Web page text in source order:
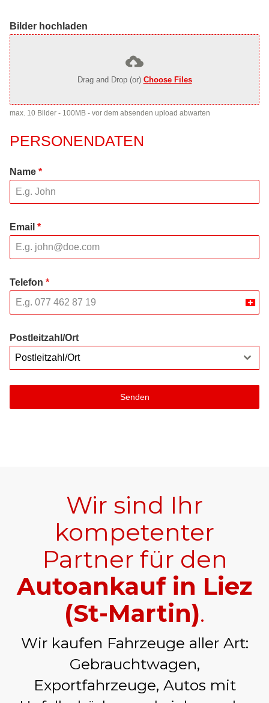
Bilder hochladen
Drag and Drop (or) Choose Files
max. 10 Bilder - 100MB - vor dem absenden upload abwarten
PERSONENDATEN
Name *
Email *
Telefon *
Postleitzahl/Ort
Postleitzahl/Ort
Senden
Wir sind Ihr
kompetenter
Partner für den
Autoankauf in Liez
(St-Martin).
Wir kaufen Fahrzeuge aller Art:
Gebrauchtwagen,
Exportfahrzeuge, Autos mit